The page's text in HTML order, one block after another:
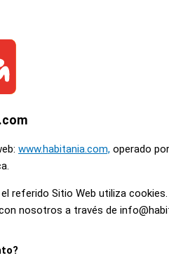
www.habitania.com, operado
referido Sitio Web utiliza
nosotros a través de